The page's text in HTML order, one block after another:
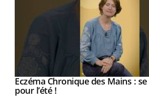
Youtube
Eczéma Chronique des Mains :
pour l’été !Youtube